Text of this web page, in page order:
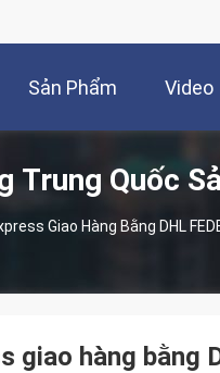
Sản Phẩm Video
Trung Quốc
Giao Hàng Bằng DHL
giao hàng bằng